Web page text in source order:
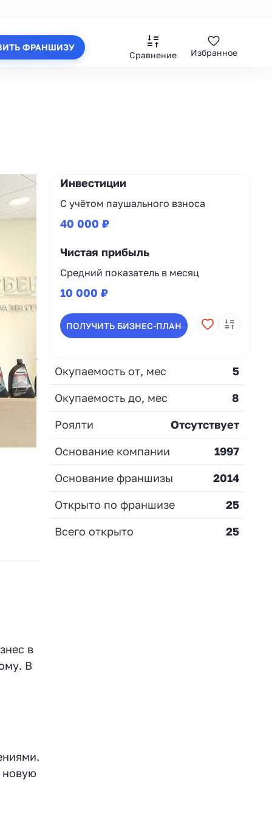
ФРАНШИЗУ
Сравнение Избранное
в
В
новую
Инвестиции
С учётом паушального взноса
40 000 ₽
Чистая прибыль
Средний показатель в месяц
10 000 ₽
ПОЛУЧИТЬ БИЗНЕС-ПЛАН
Окупаемость от, мес
5
Окупаемость до, мес
8
Роялти
Отсутствует
Основание компании
1997
Основание франшизы
2014
Открыто по франшизе
25
Всего открыто
25